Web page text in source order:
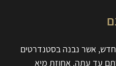
חדש, אשר נבנה בסטנדרטים
עד עתה. אחוזת מיא